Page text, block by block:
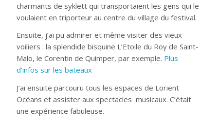
charmants de syklett qui transportaient les gens qui le
voulaient en triporteur au centre du village du festival.
Ensuite, j’ai pu admirer et même visiter des vieux
voiliers : la splendide bisquine L’Etoile du Roy de Saint-
Malo, le Corentin de Quimper, par exemple. Plus
d’infos sur les bateaux
J’ai ensuite parcouru tous les espaces de Lorient
Océans et assister aux spectacles musicaux. C’était
une expérience fabuleuse.